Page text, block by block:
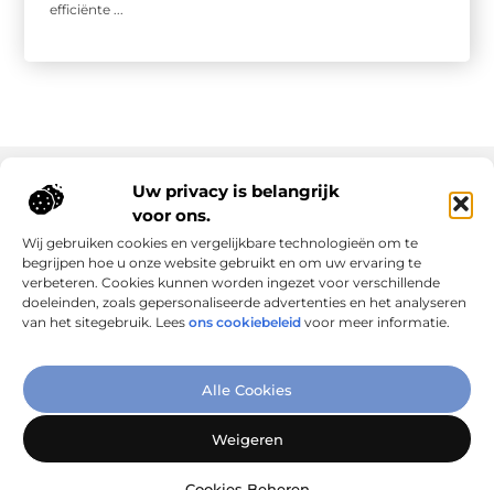
Uw privacy is belangrijk
voor ons.
Wij gebruiken cookies en vergelijkbare technologieën om te
begrijpen hoe u onze website gebruikt en om uw ervaring te
verbeteren. Cookies kunnen worden ingezet voor verschillende
doeleinden, zoals gepersonaliseerde advertenties en het analyseren
van het sitegebruik. Lees ons cookiebeleid voor meer informatie.
Alle Cookies
Weigeren
efficiënte ...
Verbind Artikelen, Deel Inzichten
vandaag nog!
Onze informatie